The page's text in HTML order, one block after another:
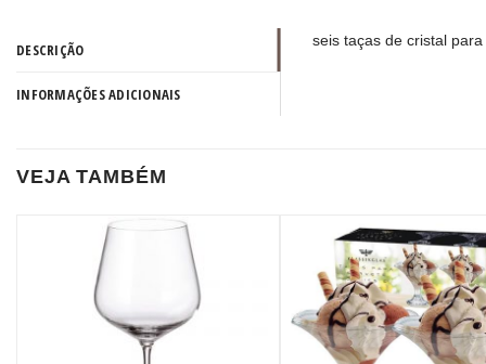
DESCRIÇÃO
INFORMAÇÕES ADICIONAIS
seis taças de cristal
VEJA TAMBÉM